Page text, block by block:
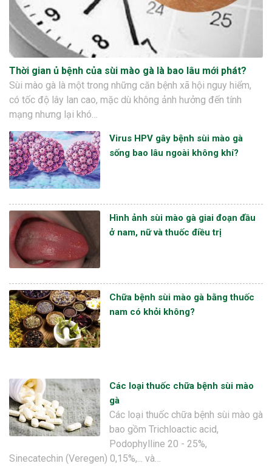
Thời gian ủ bệnh của sùi mào gà là bao lâu mới phát?
Sùi mào gà là một trong những căn bệnh xã hội nguy hiểm,
có tốc độ lây lan cao, mặc dù không ảnh hưởng đến tính
mạng nhưng lại khó…
Virus HPV gây bệnh sùi mào gà
sống bao lâu ngoài không khí?
Hình ảnh sùi mào gà giai đoạn đầu
ở nam, nữ và thuốc điều trị
Chữa bệnh sùi mào gà bằng thuốc
nam có khỏi không?
Các loại thuốc chữa bệnh sùi mào
gà
Các loại thuốc chữa bệnh sùi mào gà
bao gồm Trichloactic acid,
Podophylline 20 - 25%,
Sinecatechin (Veregen) 0,15%,... và…